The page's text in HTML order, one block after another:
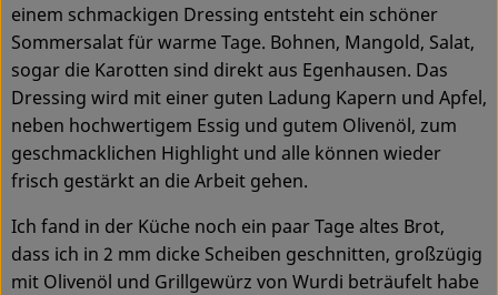
Getränke
Drogerie
So geht's
Über uns
Blog & Aktuelles
einem schmackigen Dressing entsteht ein schöner
Sommersalat für warme Tage. Bohnen, Mangold, Salat,
sogar die Karotten sind direkt aus Egenhausen. Das
Dressing wird mit einer guten Ladung Kapern und Apfel,
neben hochwertigem Essig und gutem Olivenöl, zum
geschmacklichen Highlight und alle können wieder
frisch gestärkt an die Arbeit gehen.
Ich fand in der Küche noch ein paar Tage altes Brot,
dass ich in 2 mm dicke Scheiben geschnitten, großzügig
mit Olivenöl und Grillgewürz von Wurdi beträufelt habe